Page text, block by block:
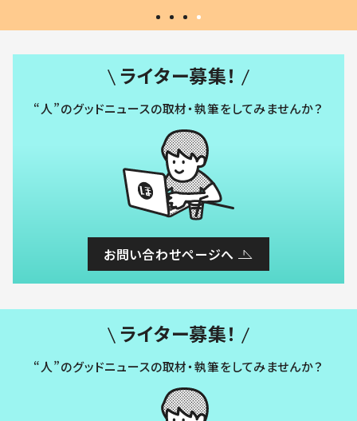
ライター募集！
“人”のグッドニュースの取材・執筆をしてみませんか？
お問い合わせページへ
ライター募集！
“人”のグッドニュースの取材・執筆をしてみませんか？